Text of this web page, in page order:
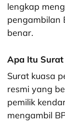
lengkap
pengambilan
benar.
Apa Itu Surat
Surat kuasa
resmi yang
pemilik
mengambil